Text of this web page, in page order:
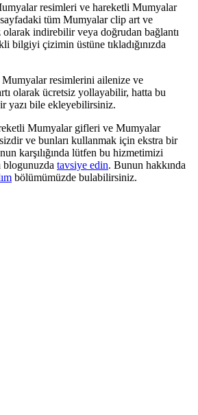
resimleri ve hareketli Mumyalar
tüm Mumyalar clip art ve
olarak indirebilir veya doğrudan bağlantı
bilgiyi çizimin üstüne tıkladığınızda
resimlerini ailenize ve
olarak ücretsiz yollayabilir, hatta bu
yazı bile ekleyebilirsiniz.
Mumyalar gifleri ve Mumyalar
ve bunları kullanmak için ekstra bir
karşılığında lütfen bu hizmetimizi
blogunuzda tavsiye edin. Bunun hakkında
bölümümüzde bulabilirsiniz.